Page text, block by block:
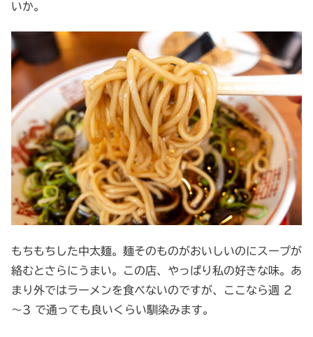
いか。
もちもちした中太麺。麺そのものがおいしいのにスープが
絡むとさらにうまい。この店、やっぱり私の好きな味。あ
まり外ではラーメンを食べないのですが、ここなら週 2
～3 で通っても良いくらい馴染みます。